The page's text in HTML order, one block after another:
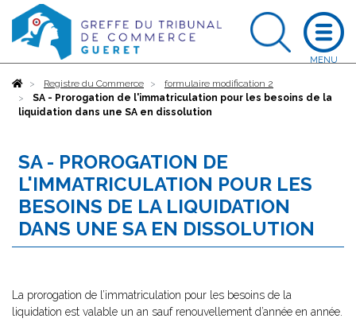
AccueilRegistre du Commerce
formulaire modification 2
SA - Prorogation de l'immatriculation pour les besoins de la
liquidation dans une SA en dissolution
SA - PROROGATION DE
L'IMMATRICULATION POUR LES
BESOINS DE LA LIQUIDATION
DANS UNE SA EN DISSOLUTION
La prorogation de l’immatriculation pour les besoins de la
liquidation est valable un an sauf renouvellement d’année en année.